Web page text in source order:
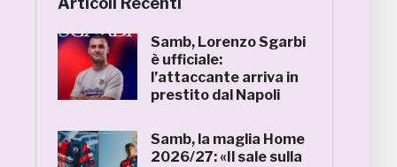
Samb, Lorenzo Sgarbi
è ufficiale:
l’attaccante arriva in
prestito dal Napoli
Samb, la maglia Home
2026/27: «Il sale sulla